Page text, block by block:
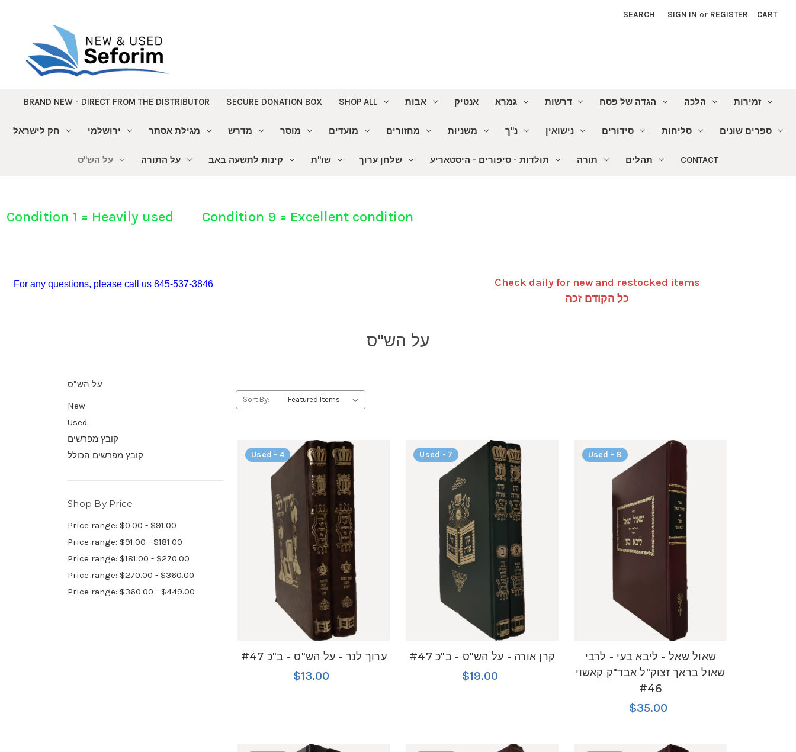
SEARCH SIGN IN or REGISTER CART
BRAND NEW - DIRECT FROM THE DISTRIBUTOR SECURE DONATION BOX SHOP ALL אבות אנטיק גמרא דרשות הגדה של פסח הלכה זמירות
חק לישראל ירושלמי מגילת אסתר מדרש מוסר מועדים מחזורים משניות נ"ך נישואין סידורים סליחות ספרים שונים
על הש"ס על התורה קינות לתשעה באב שו"ת שלחן ערוך תולדות - סיפורים - היסטאריע תורה תהלים CONTACT
Condition 1 = Heavily used Condition 9 = Excellent condition
For any questions, please call us 845-537-3846
Check daily for new and restocked items
כל הקודם זכה
על הש"ס
על הש"ס
New
Used
קובץ מפרשים
קובץ מפרשים הכולל
Shop By Price
Price range: $0.00 - $91.00
Price range: $91.00 - $181.00
Price range: $181.00 - $270.00
Price range: $270.00 - $360.00
Price range: $360.00 - $449.00
Sort By:
Used - 4
ערוך לנר - על הש"ס - ב"כ #47
$13.00
Used - 7
קרן אורה - על הש"ס - ב"כ #47
$19.00
Used - 8
שאול שאל - ליבא בעי - לרבי
שאול בראך זצוק"ל אבד"ק קאשוי
#46
$35.00